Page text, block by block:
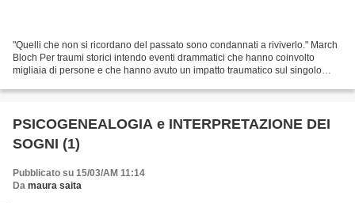
"Quelli che non si ricordano del passato sono condannati a riviverlo." March
Bloch Per traumi storici intendo eventi drammatici che hanno coinvolto
migliaia di persone e che hanno avuto un impatto traumatico sul singolo
PSICOGENEALOGIA e INTERPRETAZIONE DEI
SOGNI (1)
Pubblicato su 15/03/AM 11:14
Da maura saita